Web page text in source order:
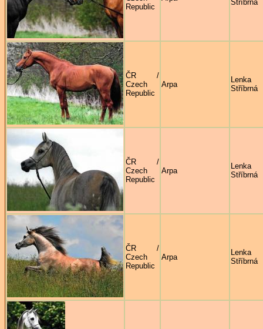
Republic
Stříbrná
ČR /
Czech
Republic
Arpa
Lenka
Stříbrná
ČR /
Czech
Republic
Arpa
Lenka
Stříbrná
ČR /
Czech
Republic
Arpa
Lenka
Stříbrná